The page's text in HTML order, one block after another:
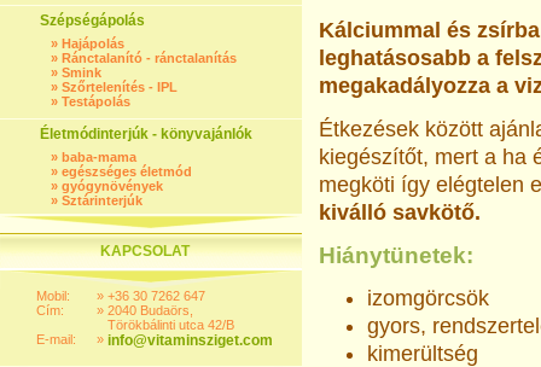
Szépségápolás
» Hajápolás
» Ránctalanító - ránctalanítás
» Smink
» Szőrtelenítés - IPL
» Testápolás
Életmódinterjúk - könyvajánlók
» baba-mama
» egészséges életmód
» gyógynövények
» Sztárinterjúk
KAPCSOLAT
Mobil:
Cím:
E-mail:
»
»
»
+36 30 7262 647
2040 Budaörs,
Törökbálinti utca 42/B
info@vitaminsziget.com
Kálciummal és
leghatásosabb a
megakadályozza a
Étkezések között
kiegészítőt, mert a ha
megköti így elégtelen
kiválló savkötő.
Hiánytünetek:
izomgörcsök
gyors,
kimerültség